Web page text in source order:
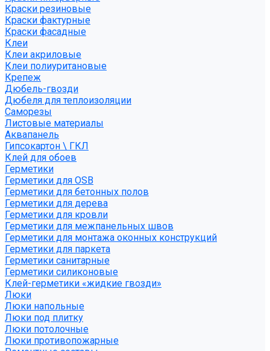
Краски резиновые
Краски фактурные
Краски фасадные
Клеи
Клеи акриловые
Клеи полиуритановые
Крепеж
Дюбель-гвозди
Дюбеля для теплоизоляции
Саморезы
Листовые материалы
Аквапанель
Гипсокартон \ ГКЛ
Клей для обоев
Герметики
Герметики для OSB
Герметики для бетонных полов
Герметики для дерева
Герметики для кровли
Герметики для межпанельных швов
Герметики для монтажа оконных конструкций
Герметики для паркета
Герметики санитарные
Герметики силиконовые
Клей-герметики «жидкие гвозди»
Люки
Люки напольные
Люки под плитку
Люки потолочные
Люки противопожарные